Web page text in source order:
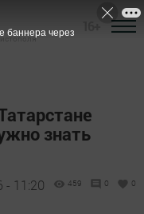
знать
- 11:20 459 0 0
баннера через